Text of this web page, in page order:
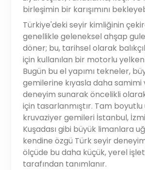
birleşimin bir karışımını
Türkiye'deki seyir kimliğinin
genellikle geleneksel ahşap
döner; bu, tarihsel olarak
için kullanılan bir motorlu
Bugün bu el yapımı tekneler,
gemilerine kıyasla daha
deneyim sunarak öncelikli
için tasarlanmıştır. Tam boyutlu
kruvaziyer gemileri İstanbul,
Kuşadası gibi büyük limanlara
kendine özgü Türk seyir
ölçüde bu daha küçük, yerel
tarafından tanımlanır.